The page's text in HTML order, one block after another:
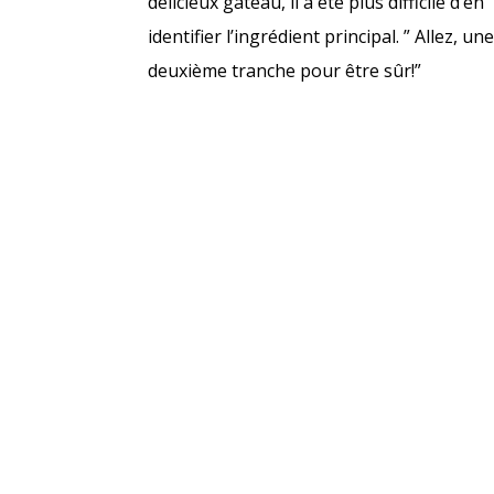
identifier l’ingrédient principal. ” Allez, une
deuxième tranche pour être sûr!”